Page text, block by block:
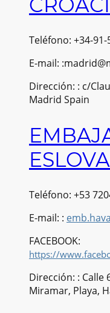
Teléfono: +34-91-
E-mail:
Dirección: : c/
Madrid Spain
Teléfono: +53
E-mail: :
FACEBOOK:
https://
Dirección: : Calle
Miramar, Playa,